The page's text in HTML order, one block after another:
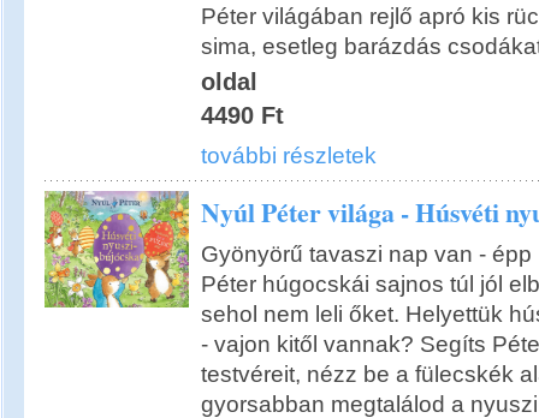
Péter világában rejlő apró kis
sima, esetleg barázdás
oldal
4490 Ft
további részletek
Nyúl Péter világa - Húsvéti
Gyönyörű tavaszi nap van -
Péter húgocskái sajnos túl jól
sehol nem leli őket. Helyettük
- vajon kitől vannak? Segíts
testvéreit, nézz be a fülecskék
gyorsabban megtalálod a